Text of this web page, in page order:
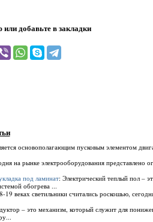
добавьте в закладки
основополагающим пусковым элементом
на рынке электрооборудования представлено
под ламинат: Электрический теплый пол –
обогрева ...
19 веках светильники считались роскошью,
– это механизм, который служит для